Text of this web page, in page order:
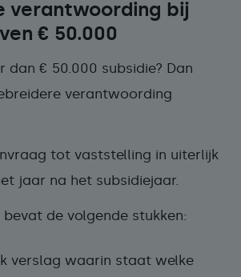
verantwoording bij
€ 50.000
dan € 50.000 subsidie? Dan
verantwoording
tot vaststelling in uiterlijk
jaar na het subsidiejaar.
de volgende stukken:
verslag waarin staat welke